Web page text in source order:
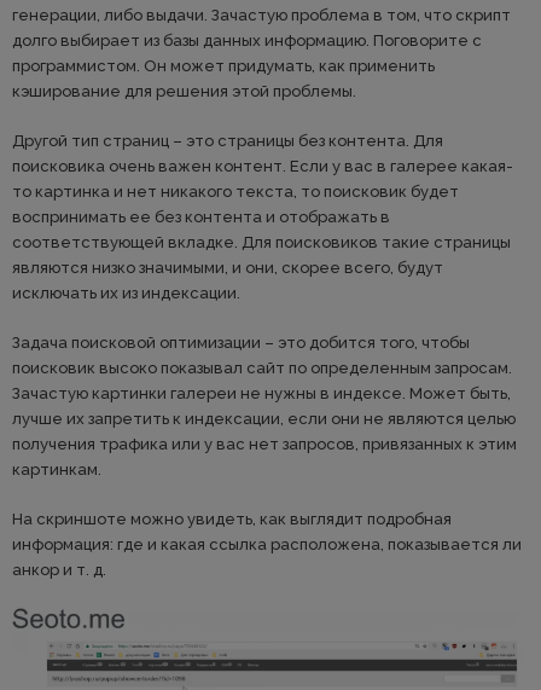
генерации, либо выдачи. Зачастую проблема в том, что скрипт
долго выбирает из базы данных информацию. Поговорите с
программистом. Он может придумать, как применить
кэширование для решения этой проблемы.
Другой тип страниц – это страницы без контента. Для
поисковика очень важен контент. Если у вас в галерее какая-
то картинка и нет никакого текста, то поисковик будет
воспринимать ее без контента и отображать в
соответствующей вкладке. Для поисковиков такие страницы
являются низко значимыми, и они, скорее всего, будут
исключать их из индексации.
Задача поисковой оптимизации – это добится того, чтобы
поисковик высоко показывал сайт по определенным запросам.
Зачастую картинки галереи не нужны в индексе. Может быть,
лучше их запретить к индексации, если они не являются целью
получения трафика или у вас нет запросов, привязанных к этим
картинкам.
На скриншоте можно увидеть, как выглядит подробная
информация: где и какая ссылка расположена, показывается ли
анкор и т. д.